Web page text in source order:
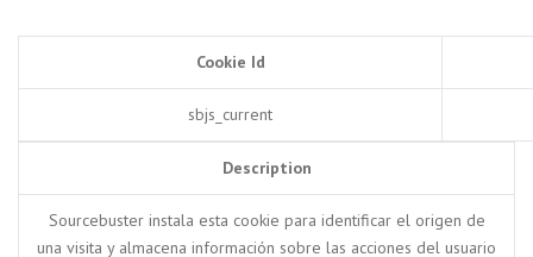
Cookie Id
sbjs_current
Description
Sourcebuster instala esta cookie para identificar el origen de
una visita y almacena información sobre las acciones del usuario